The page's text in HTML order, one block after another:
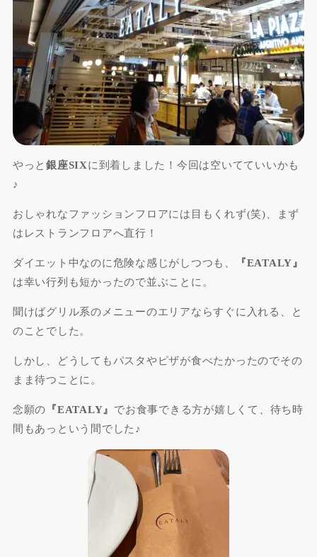
やっと銀座SIXに到着しました！今回は空いてていいかも
♪
おしゃれなファッションフロアには目もくれず(笑)、まず
はレストランフロアへ直行！
ダイエット中なのに危険な感じがしつつも、
『EATALY』
は幸い行列も短かったので並ぶことに。
聞けばグリル系のメニューのエリアならすぐに入れる、と
のことでした。
しかし、どうしてもパスタやピザが食べたかったのでその
まま待つことに。
念願の 『EATALY』 でお食事できる方が嬉しくて、待ち時
間もあっという間でした♪